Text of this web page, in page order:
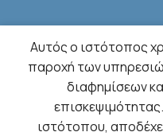
Τηλέφωνα:
2310722898
Αυτός ο ιστότοπος
παροχή των
διαφημίσεων
ιστότοπου,